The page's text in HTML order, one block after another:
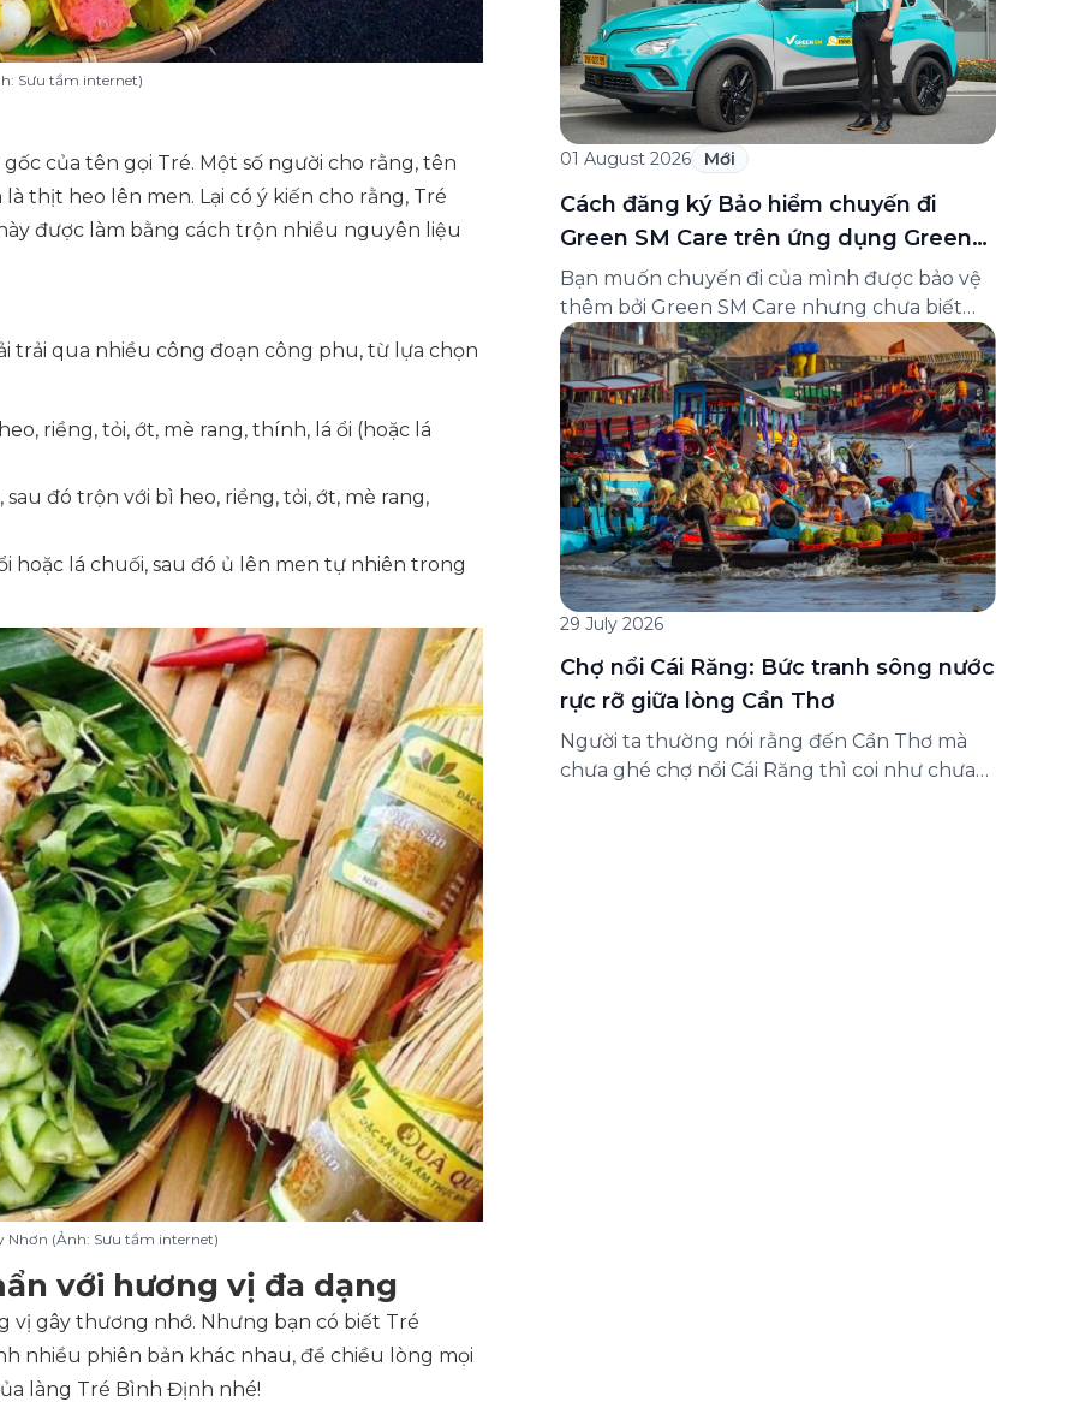
Sưu tầm internet)
của tên gọi Tré. Một số người cho rằng, tên
thịt heo lên men. Lại có ý kiến cho rằng, Tré
được làm bằng cách trộn nhiều nguyên liệu
trải qua nhiều công đoạn công phu, từ lựa chọn
riềng, tỏi, ớt, mè rang, thính, lá ổi (hoặc lá
đó trộn với bì heo, riềng, tỏi, ớt, mè rang,
hoặc lá chuối, sau đó ủ lên men tự nhiên trong
Nhơn (Ảnh: Sưu tầm internet)
với hương vị đa dạng
vị gây thương nhớ. Nhưng bạn có biết Tré
nhiều phiên bản khác nhau, để chiều lòng mọi
làng Tré Bình Định nhé!
01 August 2026 Mới
Cách đăng ký Bảo hiểm chuyến đi
Green SM Care trên ứng dụng Green
SM
Bạn muốn chuyến đi của mình được bảo vệ
thêm bởi Green SM Care nhưng chưa biết
đăng ký ở đâu? Bài viết dưới đây sẽ hướng
dẫn chi tiết cách tham gia (và hủy tham gia)
gói bảo hiểm này ngay trên ứng dụng Green
SM, cùng những lưu ý quan trọng trước khi
[…]
29 July 2026
Chợ nổi Cái Răng: Bức tranh sông nước
rực rỡ giữa lòng Cần Thơ
Người ta thường nói rằng đến Cần Thơ mà
chưa ghé chợ nổi Cái Răng thì coi như chưa